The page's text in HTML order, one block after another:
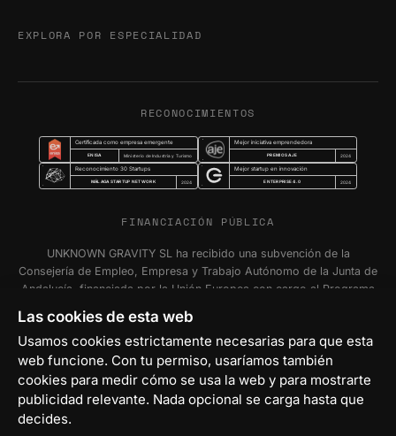
EXPLORA POR ESPECIALIDAD
RECONOCIMIENTOS
Certificada como empresa emergente
ENISA Ministerio de Industria y Turismo
Mejor iniciativa emprendedora
PREMIOS AJE 2024
Reconocimiento 30 Startups
MÁLAGA STARTUP NETWORK 2024
Mejor startup en innovación
ENTERPRISE 4.0 2024
FINANCIACIÓN PÚBLICA
UNKNOWN GRAVITY SL ha recibido una subvención de la
Consejería de Empleo, Empresa y Trabajo Autónomo de la Junta de
Andalucía, financiada por la Unión Europea con cargo al Programa
de la contratación en el ámbito de la Comunidad Autónoma de
Andalucía. Programa Emplea-T Línea 2. Incentivo a la segunda o
sucesivas contrataciones indefinidas ordinarias por parte de
personas trabajadoras autónomas, y a cualquier contratación
indefinida ordinaria por parte de Pymes.
Las cookies de esta web
Usamos cookies estrictamente necesarias para que esta
web funcione. Con tu permiso, usaríamos también
cookies para medir cómo se usa la web y para mostrarte
publicidad relevante. Nada opcional se carga hasta que
decides.